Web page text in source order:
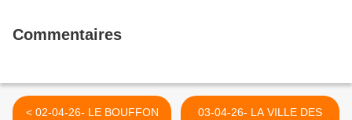
Commentaires
< 02-04-26- LE BOUFFON
03-04-26- LA VILLE DES